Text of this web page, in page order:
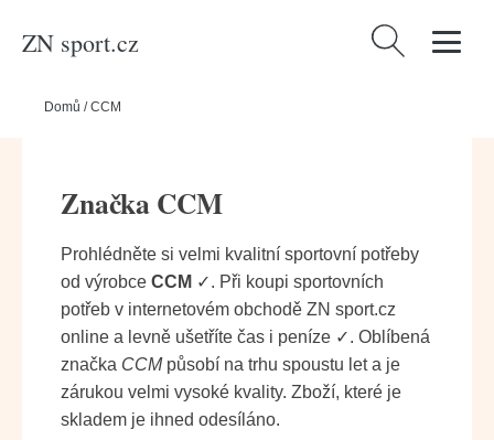
ZN sport.cz Vyhledávání
Domů /CCM
Značka CCM
Prohlédněte si velmi kvalitní sportovní potřeby
od výrobce CCM ✓. Při koupi sportovních
potřeb v internetovém obchodě ZN sport.cz
online a levně ušetříte čas i peníze ✓. Oblíbená
značka CCMpůsobí na trhu spoustu let a je
zárukou velmi vysoké kvality. Zboží, které je
skladem je ihned odesíláno.